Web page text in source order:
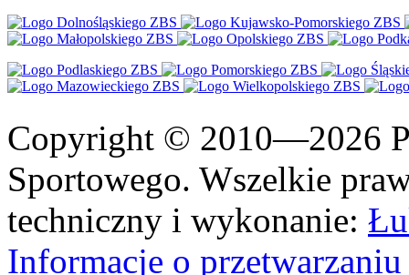
Copyright © 2010—2026
Sportowego. Wszelkie
techniczny i wykonanie:
Informacje o